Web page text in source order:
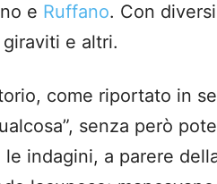
e Ruffano. Con diversi
e altri.
come riportato in
senza però
indagini, a parere